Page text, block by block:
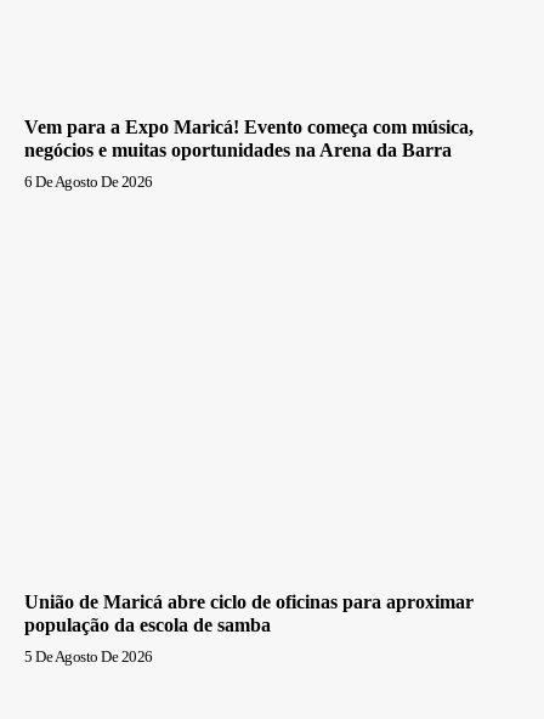
Vem para a Expo Maricá! Evento começa com música,
negócios e muitas oportunidades na Arena da Barra
6 De Agosto De 2026
União de Maricá abre ciclo de oficinas para aproximar
população da escola de samba
5 De Agosto De 2026